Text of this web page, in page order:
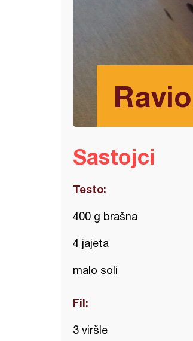
Sastojci
Testo:
400 g brašna
4 jajeta
malo soli
Fil:
3 viršle